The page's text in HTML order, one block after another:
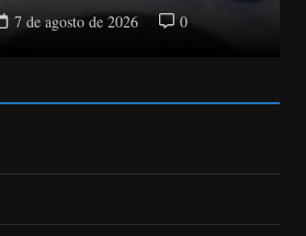
6 de agosto de 2026 0